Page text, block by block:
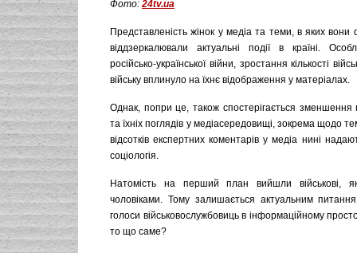
Фото:24tv.ua
Представленість жінок у медіа та теми, в яких вони
віддзеркалювали актуальні події в країні.
російсько-української війни, зростання кількості
війську вплинуло на їхнє відображення у матеріалах.
Однак, попри це, також спостерігається зменшення
та їхніх поглядів у медіасередовищі, зокрема щодо
відсотків експертних коментарів у медіа нині
соціологія.
Натомість на перший план вийшли військові,
чоловіками. Тому залишається актуальним
голоси військовослужбовиць в інформаційному
то що саме?